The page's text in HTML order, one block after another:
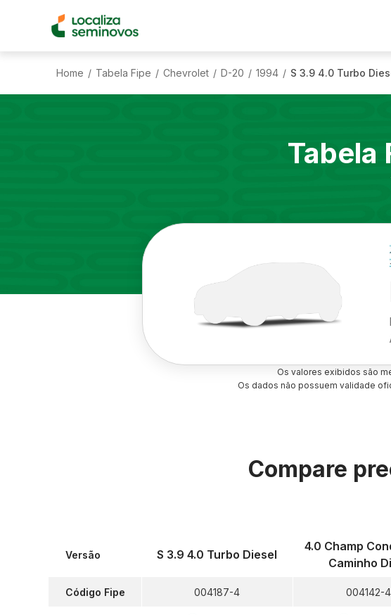
Home / Tabela Fipe / Chevrolet / D-20 / 1994 / S 3.9 4.0 Turbo
Tabela
Os valores exibidos são
Os dados não possuem validade
Compare
Versão
Código Fipe
S 3.9 4.0 Turbo Diesel
004187-4
4.0 Champ
Caminho
004142-4